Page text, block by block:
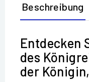
Beschreibung
Entdecken
des
der